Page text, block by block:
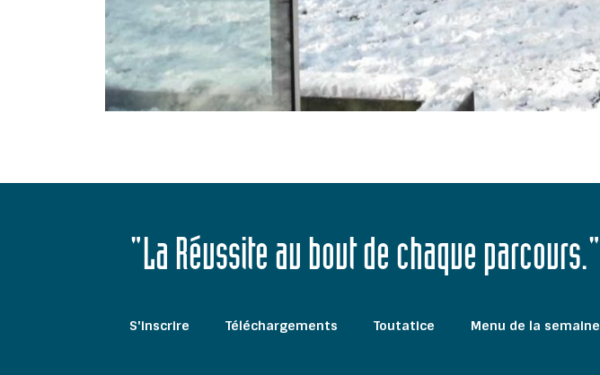
"La Réussite au bout de chaque parcours."
S'inscrire Téléchargements Toutatice Menu de la semaine